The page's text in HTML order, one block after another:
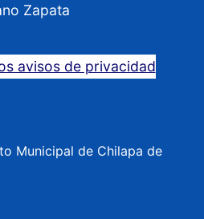
Zapata
avisos de privacidad
Municipal de Chilapa de